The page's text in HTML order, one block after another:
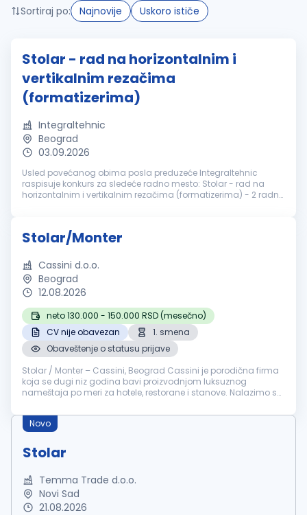
Sortiraj po: Najnovije Uskoro ističe
Stolar - rad na horizontalnim i
vertikalnim rezačima
(formatizerima)
Integraltehnic
Beograd
03.09.2026
Usled povećanog obima posla preduzeće Integraltehnic
raspisuje konkurs za sledeće radno mesto: Stolar - rad na
horizontalnim i vertikalnim rezačima (formatizerima) - 2 radna
Stolar/Monter
Cassini d.o.o.
Beograd
12.08.2026
neto 130.000 - 150.000 RSD (mesečno)
CV nije obavezan
1. smena
Obaveštenje o statusu prijave
Stolar / Monter – Cassini, Beograd Cassini je porodična firma
koja se dugi niz godina bavi proizvodnjom luksuznog
nameštaja po meri za hotele, restorane i stanove. Nalazimo se
opremljenom proizvodno...
Novo
Stolar
Temma Trade d.o.o.
Novi Sad
21.08.2026